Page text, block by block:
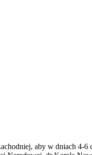
aby w dniach